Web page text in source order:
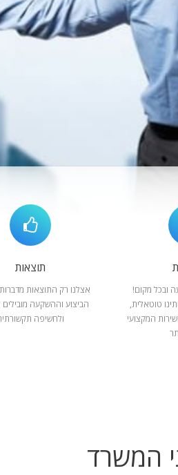
ובכל מקום!
טוטאלית,
המקצועי
תוצאות
אצלנו רק התוצאות
הביצוע וההשקעה מובילים
ולחשיפה
המשרד